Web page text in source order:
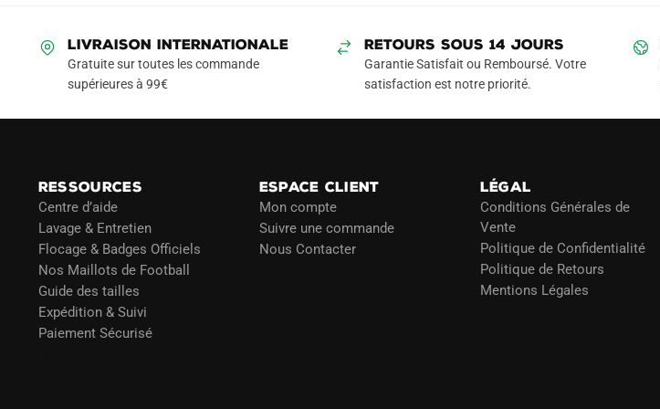
Les
options
peuvent
page
du
produit
Les
options
peuvent
LIVRAISON INTERNATIONALE
Gratuite sur toutes les commande
supérieures à 99€
RETOURS SOUS 14 JOURS
Garantie Satisfait ou Remboursé. Votre
satisfaction est notre priorité.
RESSOURCES
Centre d’aide
Lavage & Entretien
Flocage & Badges Officiels
Nos Maillots de Football
Guide des tailles
Expédition & Suivi
Paiement Sécurisé
ESPACE CLIENT
Mon compte
Suivre une commande
Nous Contacter
LÉGAL
Conditions Générales de
Vente
Politique de Confidentialité
Politique de Retours
Mentions Légales